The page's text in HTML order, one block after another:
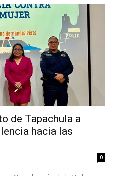
de Tapachula a
hacia las
0